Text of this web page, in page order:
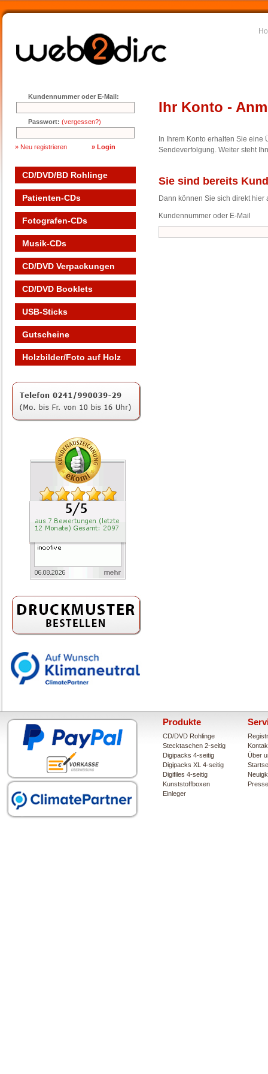
Kundennummer oder E-Mail:
Passwort: (vergessen?)
» Neu registrieren
CD/DVD/BD Rohlinge
Patienten-CDs
Fotografen-CDs
Musik-CDs
CD/DVD Verpackungen
CD/DVD Booklets
USB-Sticks
Gutscheine
Holzbilder/Foto auf Holz
Ihr Konto -
In Ihrem Konto erhalten Sie eine
Sendeverfolgung. Weiter steht
Sie sind bereits
Dann können Sie sich direkt hier
Kundennummer oder E-Mail
Produkte
CD/DVD Rohlinge
Stecktaschen 2-seitig
Digipacks 4-seitig
Digipacks XL 4-seitig
Digifiles 4-seitig
Kunststoffboxen
Einleger
Über